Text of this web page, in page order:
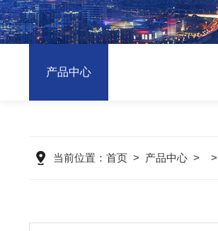
产品中心
当前位置： 首页> 产品中心> >